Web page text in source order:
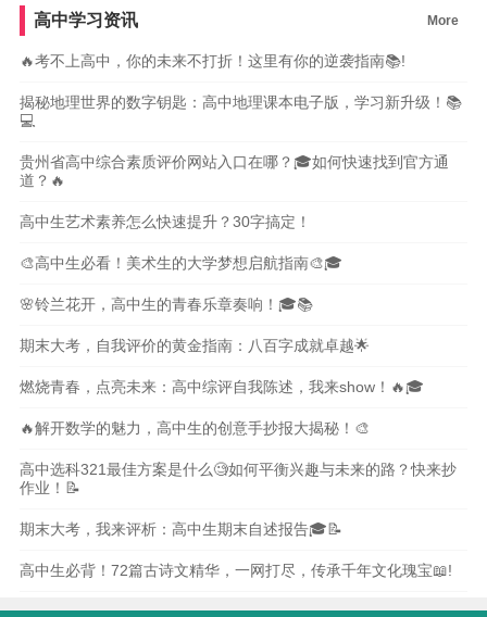
高中学习资讯 More
🔥考不上高中，你的未来不打折！这里有你的逆袭指南📚!
揭秘地理世界的数字钥匙：高中地理课本电子版，学习新升级！📚
💻
贵州省高中综合素质评价网站入口在哪？🎓如何快速找到官方通
道？🔥
高中生艺术素养怎么快速提升？30字搞定！
🎨高中生必看！美术生的大学梦想启航指南🎨🎓
🌸铃兰花开，高中生的青春乐章奏响！🎓📚
期末大考，自我评价的黄金指南：八百字成就卓越🌟
燃烧青春，点亮未来：高中综评自我陈述，我来show！🔥🎓
🔥解开数学的魅力，高中生的创意手抄报大揭秘！🎨
高中选科321最佳方案是什么🧐如何平衡兴趣与未来的路？快来抄
作业！📝
期末大考，我来评析：高中生期末自述报告🎓📝
高中生必背！72篇古诗文精华，一网打尽，传承千年文化瑰宝📖!